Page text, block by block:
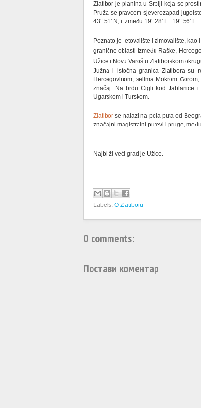
Zlatibor je planina u Srbiji koja se
Pruža se pravcem sjeverozapad-
43° 51' N, i između 19° 28' E i 19° 56' E.
Poznato je letovalište i zimovalište,
granične oblasti između Raške,
Užice i Novu Varoš u Zlatiborskom
Južna i istočna granica Zlatibora su
Hercegovinom, selima Mokrom
značaj. Na brdu Cigli kod Jablanice i
Ugarskom i Turskom.
Zlatibor se nalazi na pola puta od
značajni magistralni putevi i pruge,
Najbliži veći grad je Užice.
Labels: O Zlatiboru
0 comments:
Постави коментар